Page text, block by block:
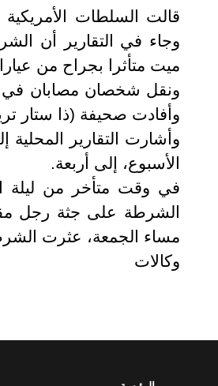
قالت السلطات
وجاء في التقارير أن
ميت متأثرا بجراح من
ونقل شخصان مصابان في
وأفادت صحيفة (ذا ستار
وأشارت التقارير المحلية
الأسبوع، إلى أربعة.
في وقت متأخر من ليلة
مساء الجمعة، عثرت
وكالات